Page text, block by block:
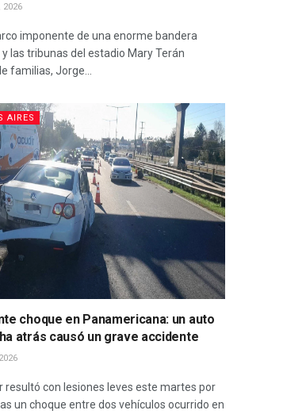
2026
imponente de una enorme bandera
las tribunas del estadio Mary Terán
familias, Jorge...
AIRES
choque en Panamericana: un auto
atrás causó un grave accidente
resultó con lesiones leves este martes por
un choque entre dos vehículos ocurrido en